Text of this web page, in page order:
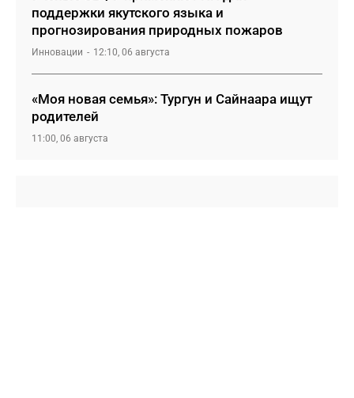
поддержки якутского языка и
прогнозирования природных пожаров
Инновации 12:10, 06 августа
«Моя новая семья»: Тургун и Сайнаара ищут
родителей
11:00, 06 августа